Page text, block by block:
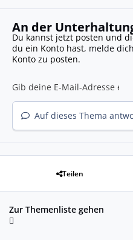
An der
Du kannst jetzt posten und
du ein Konto hast, melde
Konto zu posten.
Auf dieses Thema
Teilen
Zur Themenliste gehen